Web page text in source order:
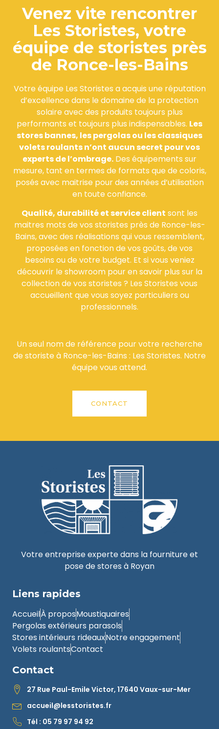
Venez vite rencontrer
Les Storistes, votre
équipe de storistes près
de Ronce-les-Bains
Votre équipe Les Storistes a acquis une réputation
d’excellence dans le domaine de la protection
solaire avec des produits toujours plus
performants et toujours plus indispensables. Les
stores bannes, les pergolas ou les classiques
volets roulants n’ont aucun secret pour vos
experts de l’ombrage. Des équipements sur
mesure, tant en termes de formats que de coloris,
posés avec maitrise pour des années d’utilisation
en toute confiance.
Qualité, durabilité et service client sont les
maitres mots de vos storistes près de Ronce-les-
Bains, avec des réalisations qui vous ressemblent,
proposées en fonction de vos goûts, de vos
besoins ou de votre budget. Et si vous veniez
découvrir le showroom pour en savoir plus sur la
collection de vos storistes ? Les Storistes vous
accueillent que vous soyez particuliers ou
professionnels.
Un seul nom de référence pour votre recherche
de storiste à Ronce-les-Bains : Les Storistes. Notre
équipe vous attend.
CONTACT
Votre entreprise experte dans la fourniture et
pose de stores à Royan
Liens rapides
AccueilÀ proposMoustiquaires
Pergolas extérieurs parasols
Stores intérieurs rideauxNotre engagement
Volets roulantsContact
Contact
27 Rue Paul-Emile Victor, 17640 Vaux-sur-Mer
accueil@lesstoristes.fr
Tél : 05 79 97 94 92